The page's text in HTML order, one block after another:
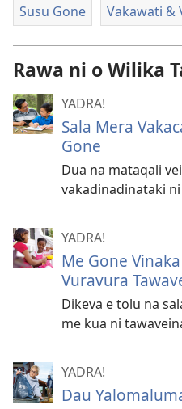
Susu Gone Vakawati &
Rawa ni o Wilika
YADRA!
Sala Mera
Gone
Dua na mataqali
vakadinadinataki
YADRA!
Me Gone
Vuravura
Dikeva e tolu na
me kua ni
YADRA!
Dau